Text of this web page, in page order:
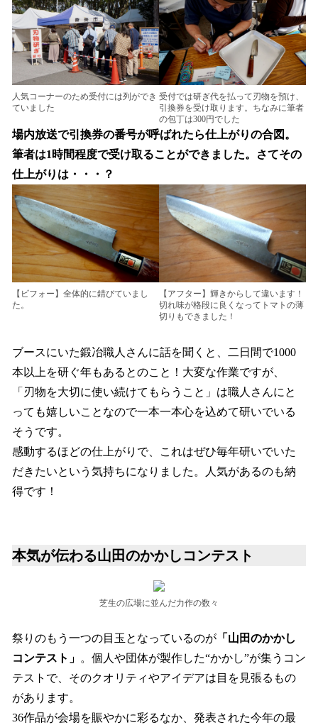
人気コーナーのため受付には列ができ
ていました
受付では研ぎ代を払って刃物を預け、
引換券を受け取ります。ちなみに筆者
の包丁は300円でした
場内放送で引換券の番号が呼ばれたら仕上がりの合図。
筆者は1時間程度で受け取ることができました。さてその
仕上がりは・・・？
【ビフォー】全体的に錆びていまし
た。
【アフター】輝きからして違います！
切れ味が格段に良くなってトマトの薄
切りもできました！
ブースにいた鍛冶職人さんに話を聞くと、二日間で1000
本以上を研ぐ年もあるとのこと！大変な作業ですが、
「刃物を大切に使い続けてもらうこと」は職人さんにと
っても嬉しいことなので一本一本心を込めて研いでいる
そうです。
感動するほどの仕上がりで、これはぜひ毎年研いでいた
だきたいという気持ちになりました。人気があるのも納
得です！
本気が伝わる山田のかかしコンテスト
芝生の広場に並んだ力作の数々
祭りのもう一つの目玉となっているのが 「山田のかかし
コンテスト」 。個人や団体が製作した“かかし”が集うコン
テストで、そのクオリティやアイデアは目を見張るもの
があります。
36作品が会場を賑やかに彩るなか、発表された今年の最